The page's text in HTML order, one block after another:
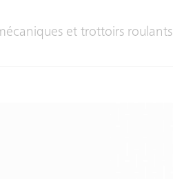
et trottoirs roulants